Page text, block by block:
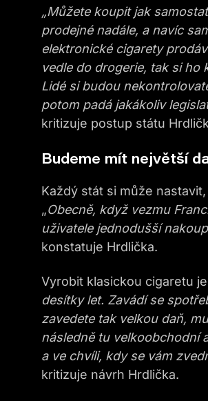
„Můžete koupit jak
prodejné nadále, a navíc
elektronické cigarety
vedle do drogerie, tak si ho
Lidé si budou
potom padá jakákoliv
kritizuje postup státu
Budeme mít největší
Každý stát si může
„Obecně, když vezmu
uživatele jednodušší
konstatuje Hrdlička.
Vyrobit klasickou cigaretu
desítky let. Zavádí se
zavedete tak velkou daň,
následně tu velkoobchodní
a ve chvíli, kdy se vám
kritizuje návrh Hrdlička.